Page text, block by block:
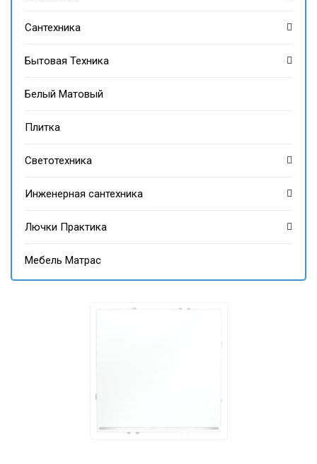
Сантехника
Бытовая Техника
Белый Матовый
Плитка
Светотехника
Инженерная сантехника
Лючки Практика
Мебель Матрас